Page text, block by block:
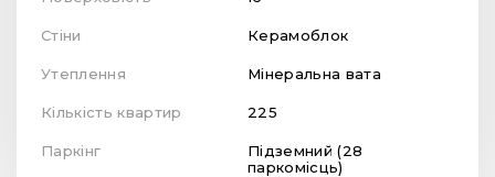
Стіни Керамоблок
Утеплення Мінеральна вата
Кількість квартир 225
Паркінг
Підземний (28
паркомісць)